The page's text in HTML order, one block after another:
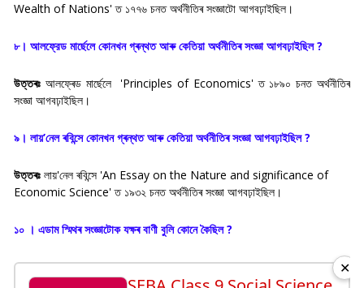
Wealth of Nations' ত ১৭৭৬ চনত অৰ্থনীতিৰ সংজ্ঞাটো আগবঢ়াইছিল।
৮। আলফ্রেড মাৰ্ছেলে কোনখন গ্ৰন্থত আৰু কেতিয়া অর্থনীতিৰ সংজ্ঞা আগবঢ়াইছিল ?
উত্তৰঃ আলফ্ৰেড মাৰ্ছেলে 'Principles of Economics' ত ১৮৯০ চনত অৰ্থনীতিৰ
সংজ্ঞা আগবঢ়াইছিল।
৯। লায়’নেল ৰবিন্সে কোনখন গ্ৰন্থত আৰু কেতিয়া অর্থনীতিৰ সংজ্ঞা আগবঢ়াইছিল ?
উত্তৰঃ লায়'নেল ৰবিন্সে 'An Essay on the Nature and significance of
Economic Science' ত ১৯৩২ চনত অৰ্থনীতিৰ সংজ্ঞা আগবঢ়াইছিল।
১০ । এডাম স্মিথৰ সংজ্ঞাটোক যক্ষৰ বাণী বুলি কোনে কৈছিল ?
✕